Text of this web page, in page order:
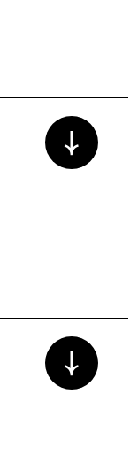
Voir plus/
Voir plus/